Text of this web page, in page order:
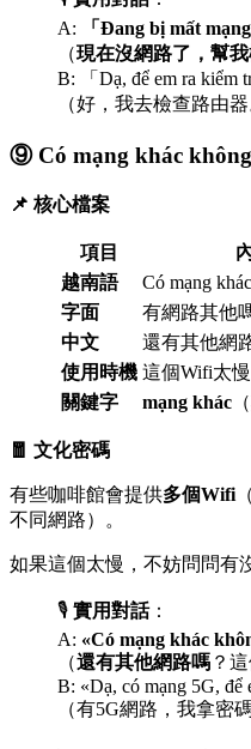
A:
「Đang bị mất
（現在沒網路了，幫
B: 「Dạ, để em ra kiểm
（好，我去檢查路由器
⑨ Có mạng khác
📌 核心檔案
項目
越南語
Có mạng
字面
有網路其他
中文
還有其他網
使用時機 這個Wifi太
關鍵字
mạng khác
🧧 文化密碼
有些咖啡館會提供多個Wifi
不同網路）。
如果這個太慢，不妨問問有
🎙️ 實用對話：
A: «Có mạng khác
（還有其他網路嗎 ？
B: «Dạ, có mạng 5G, để
（有5G網路，我拿密